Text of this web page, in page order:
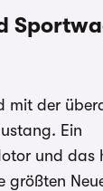
mit der
Ein
und das
größten